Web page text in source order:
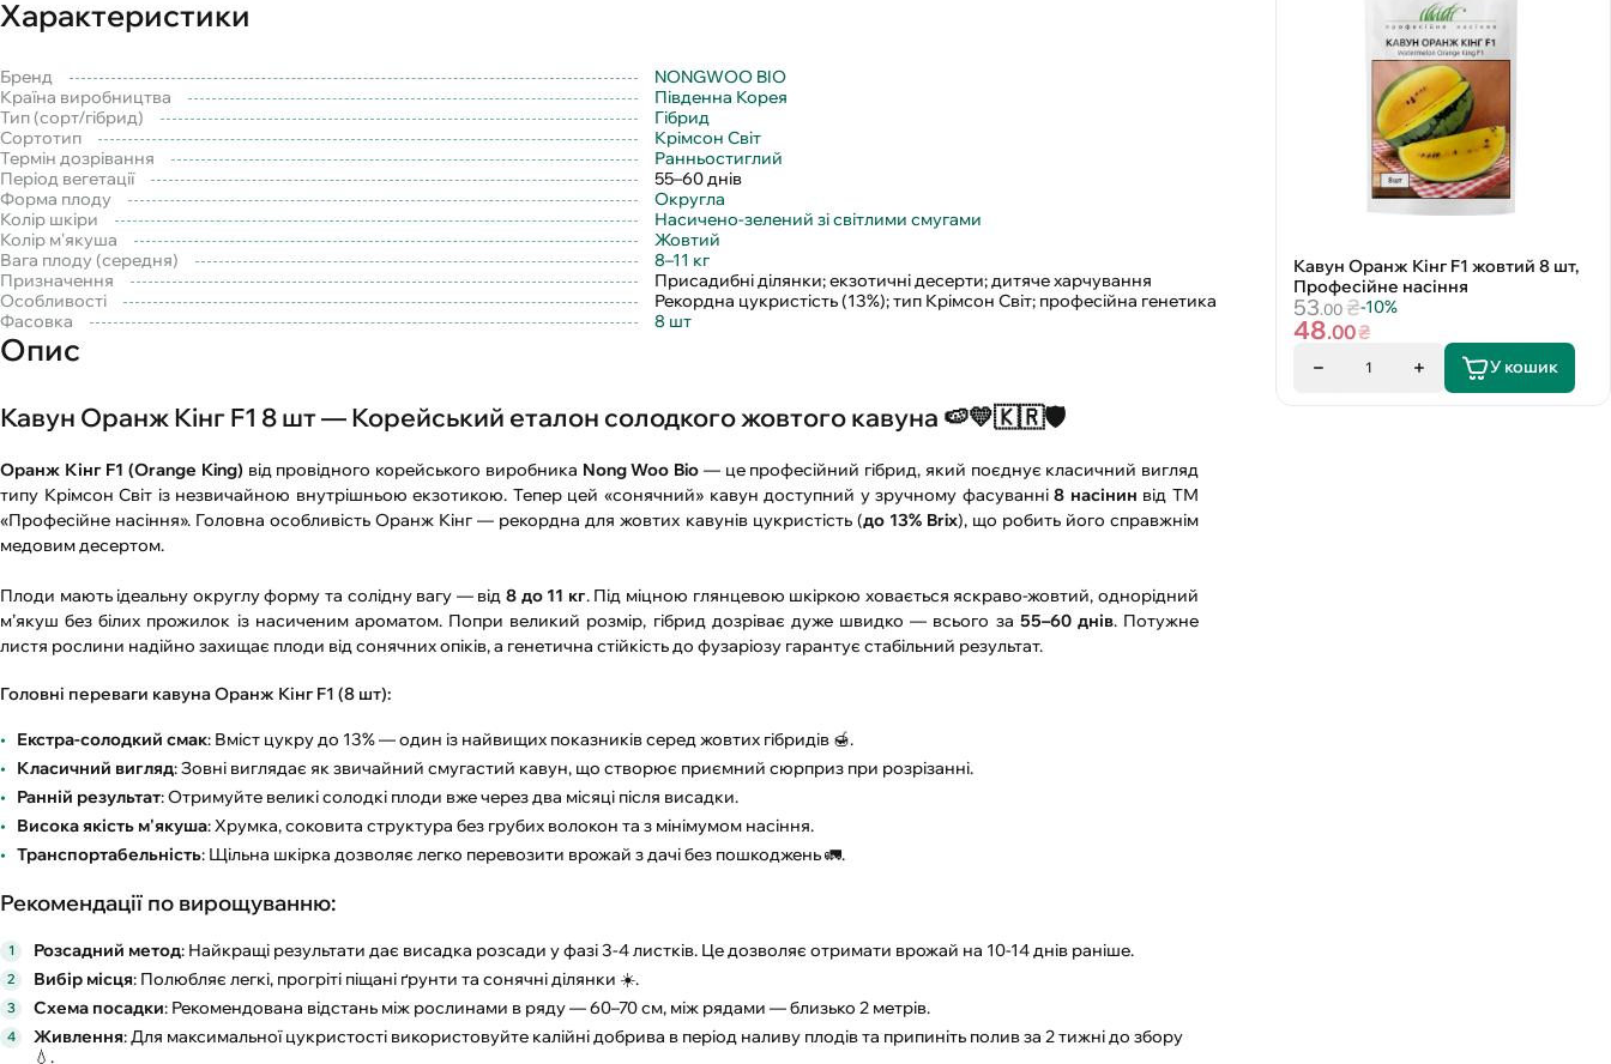
Характеристики
Бренд
NONGWOO BIO
Країна виробництва
Південна Корея
Тип (сорт/гібрид)
Гібрид
Сортотип
Крімсон Світ
Термін дозрівання
Ранньостиглий
Період вегетації
55–60 днів
Форма плоду
Округла
Колір шкіри
Насичено-зелений зі світлими смугами
Колір м'якуша
Жовтий
Вага плоду (середня)
8–11 кг
Призначення
Присадибні ділянки; екзотичні десерти; дитяче харчування
Особливості
Рекордна цукристість (13%); тип Крімсон Світ; професійна генетика
Фасовка
8 шт
Опис
Кавун Оранж Кінг F1 8 шт — Корейський еталон солодкого жовтого кавуна 🍉💛🇰🇷🛡️
Оранж Кінг F1 (Orange King)від провідного корейського виробника Nong Woo Bio — це професійний гібрид, який поєднує класичний вигляд
типу Крімсон Світ із незвичайною внутрішньою екзотикою. Тепер цей «сонячний» кавун доступний у зручному фасуванні8 насінин від ТМ
«Професійне насіння». Головна особливість Оранж Кінг — рекордна для жовтих кавунів цукристість (до 13% Brix), що робить його справжнім
медовим десертом.
Плоди мають ідеальну округлу форму та солідну вагу — від 8 до 11 кг. Під міцною глянцевою шкіркою ховається яскраво-жовтий, однорідний
м’якуш без білих прожилок із насиченим ароматом. Попри великий розмір, гібрид дозріває дуже швидко — всього за 55–60 днів. Потужне
листя рослини надійно захищає плоди від сонячних опіків, а генетична стійкість до фузаріозу гарантує стабільний результат.
Головні переваги кавуна Оранж Кінг F1 (8 шт):
Екстра-солодкий смак: Вміст цукру до 13% — один із найвищих показників серед жовтих гібридів 🍯.
Класичний вигляд: Зовні виглядає як звичайний смугастий кавун, що створює приємний сюрприз при розрізанні.
Ранній результат: Отримуйте великі солодкі плоди вже через два місяці після висадки.
Висока якість м'якуша: Хрумка, соковита структура без грубих волокон та з мінімумом насіння.
Транспортабельність: Щільна шкірка дозволяє легко перевозити врожай з дачі без пошкоджень 🚛.
Рекомендації по вирощуванню:
Розсадний метод: Найкращі результати дає висадка розсади у фазі 3-4 листків. Це дозволяє отримати врожай на 10-14 днів раніше.
Вибір місця: Полюбляє легкі, прогріті піщані ґрунти та сонячні ділянки ☀️.
Схема посадки: Рекомендована відстань між рослинами в ряду — 60–70 см, між рядами — близько 2 метрів.
Живлення: Для максимальної цукристості використовуйте калійні добрива в період наливу плодів та припиніть полив за 2 тижні до збору
💧.
Кавун Оранж Кінг F1 жовтий 8 шт,
Професійне насіння
53.00 ₴-10%
48.00₴
1 У кошик